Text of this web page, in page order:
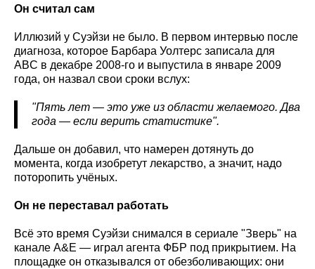
Он считал сам
Иллюзий у Суэйзи не было. В первом интервью после
диагноза, которое Барбара Уолтерс записала для
ABC в декабре 2008-го и выпустила в январе 2009
года, он назвал свои сроки вслух:
"Пять лет — это уже из области желаемого. Два
года — если верить статистике".
Дальше он добавил, что намерен дотянуть до
момента, когда изобретут лекарство, а значит, надо
поторопить учёных.
Он не переставал работать
Всё это время Суэйзи снимался в сериале "Зверь" на
канале A&E — играл агента ФБР под прикрытием. На
площадке он отказывался от обезболивающих: они